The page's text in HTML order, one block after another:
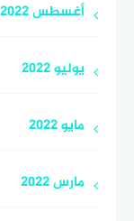
أغسطس 2022
يوليو 2022
مايو 2022
مارس 2022